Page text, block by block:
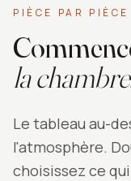
PIÈCE PAR PIÈCE
la
Le tableau au-
l'atmosphère.
choisissez ce